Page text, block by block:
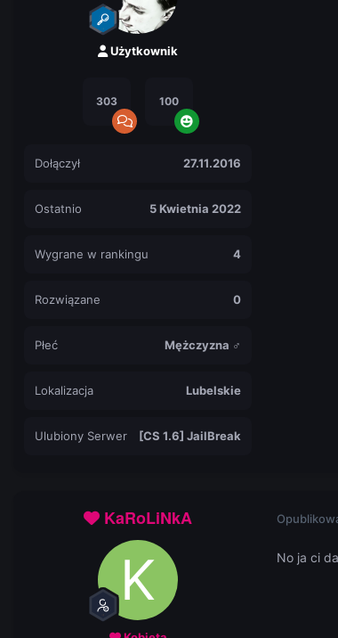
Użytkownik
303 100
Dołączył 27.11.2016
Ostatnio 5 Kwietnia 2022
Wygrane w rankingu 4
Rozwiązane 0
Płeć Mężczyzna ♂
Lokalizacja Lubelskie
Ulubiony Serwer [CS 1.6] JailBreak
KaRoLiNkA
No ja ci